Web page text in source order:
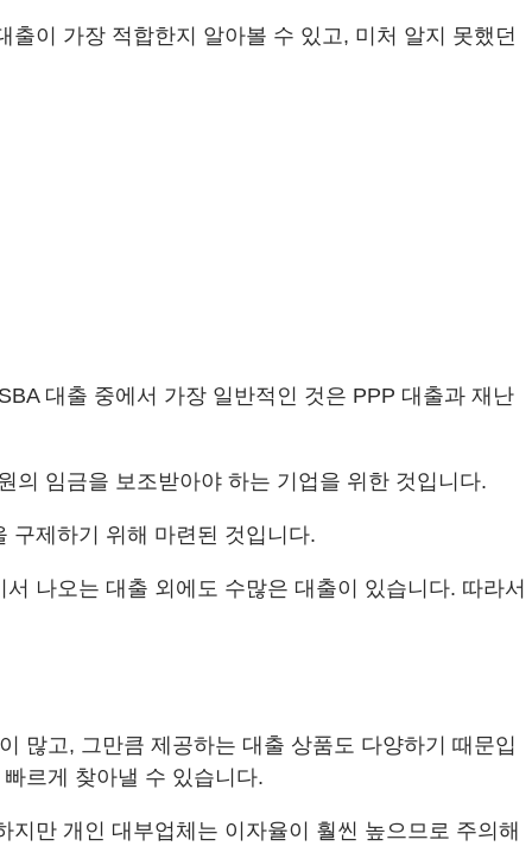
이 가장 적합한지 알아볼 수 있고, 미처 알지 못했던
대출 중에서 가장 일반적인 것은 PPP 대출과 재난
의 임금을 보조받아야 하는 기업을 위한 것입니다.
구제하기 위해 마련된 것입니다.
나오는 대출 외에도 수많은 대출이 있습니다. 따라서
많고, 그만큼 제공하는 대출 상품도 다양하기 때문입
르게 찾아낼 수 있습니다.
만 개인 대부업체는 이자율이 훨씬 높으므로 주의해